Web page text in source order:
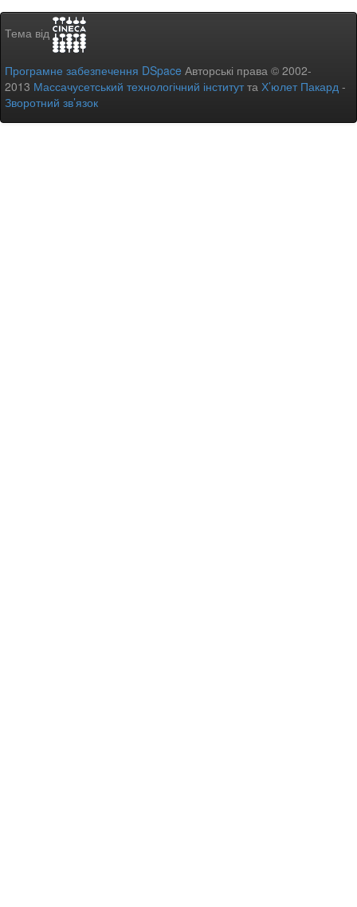
Тема від
Програмне забезпечення DSpace Авторські права © 2002-
2013 Массачусетський технологічний інститутта Х’юлет Пакард -
Зворотний зв’язок